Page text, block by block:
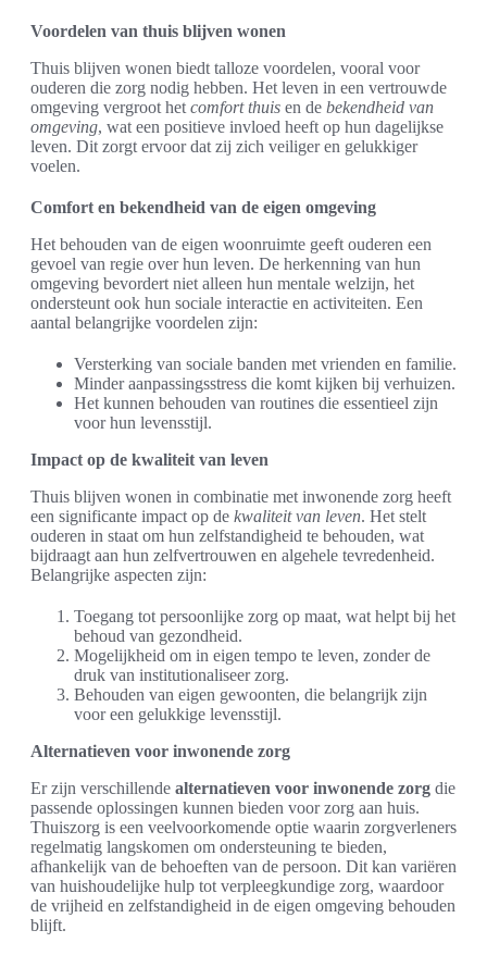
Voordelen van thuis blijven wonen
Thuis blijven wonen biedt talloze voordelen, vooral voor
ouderen die zorg nodig hebben. Het leven in een vertrouwde
omgeving vergroot het comfort thuis en de bekendheid van
omgeving, wat een positieve invloed heeft op hun dagelijkse
leven. Dit zorgt ervoor dat zij zich veiliger en gelukkiger
voelen.
Comfort en bekendheid van de eigen omgeving
Het behouden van de eigen woonruimte geeft ouderen een
gevoel van regie over hun leven. De herkenning van hun
omgeving bevordert niet alleen hun mentale welzijn, het
ondersteunt ook hun sociale interactie en activiteiten. Een
aantal belangrijke voordelen zijn:
Versterking van sociale banden met vrienden en familie.
Minder aanpassingsstress die komt kijken bij verhuizen.
Het kunnen behouden van routines die essentieel zijn
voor hun levensstijl.
Impact op de kwaliteit van leven
Thuis blijven wonen in combinatie met inwonende zorg heeft
een significante impact op de kwaliteit van leven. Het stelt
ouderen in staat om hun zelfstandigheid te behouden, wat
bijdraagt aan hun zelfvertrouwen en algehele tevredenheid.
Belangrijke aspecten zijn:
Toegang tot persoonlijke zorg op maat, wat helpt bij het
behoud van gezondheid.
Mogelijkheid om in eigen tempo te leven, zonder de
druk van institutionaliseer zorg.
Behouden van eigen gewoonten, die belangrijk zijn
voor een gelukkige levensstijl.
Alternatieven voor inwonende zorg
Er zijn verschillende alternatieven voor inwonende zorg die
passende oplossingen kunnen bieden voor zorg aan huis.
Thuiszorg is een veelvoorkomende optie waarin zorgverleners
regelmatig langskomen om ondersteuning te bieden,
afhankelijk van de behoeften van de persoon. Dit kan variëren
van huishoudelijke hulp tot verpleegkundige zorg, waardoor
de vrijheid en zelfstandigheid in de eigen omgeving behouden
blijft.